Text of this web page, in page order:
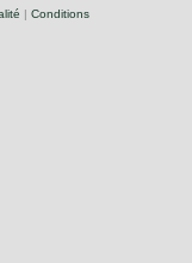
| Conditions